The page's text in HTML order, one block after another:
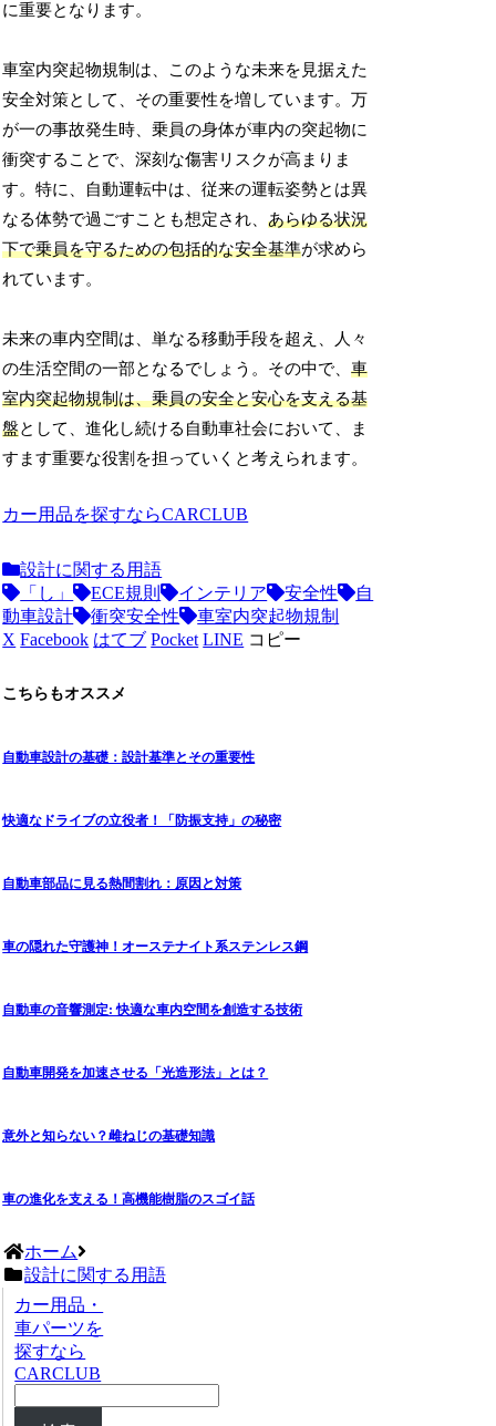
に重要となります。
車室内突起物規制は、このような未来を見据えた
安全対策として、その重要性を増しています。万
が一の事故発生時、乗員の身体が車内の突起物に
衝突することで、深刻な傷害リスクが高まりま
す。特に、自動運転中は、従来の運転姿勢とは異
なる体勢で過ごすことも想定され、あらゆる状況
下で乗員を守るための包括的な安全基準が求めら
れています。
未来の車内空間は、単なる移動手段を超え、人々
の生活空間の一部となるでしょう。その中で、車
室内突起物規制は、乗員の安全と安心を支える基
盤として、進化し続ける自動車社会において、ま
すます重要な役割を担っていくと考えられます。
カー用品を探すならCARCLUB
設計に関する用語
「し」
ECE規則 インテリア 安全性
自
動車設計
衝突安全性
車室内突起物規制
X Facebook はてブ Pocket LINE コピー
こちらもオススメ
自動車設計の基礎：設計基準とその重要性
快適なドライブの立役者！「防振支持」の秘密
自動車部品に見る熱間割れ：原因と対策
車の隠れた守護神！オーステナイト系ステンレス鋼
自動車の音響測定: 快適な車内空間を創造する技術
自動車開発を加速させる「光造形法」とは？
意外と知らない？雌ねじの基礎知識
車の進化を支える！高機能樹脂のスゴイ話
ホーム
設計に関する用語
カー用品・
車パーツを
探すなら
CARCLUB